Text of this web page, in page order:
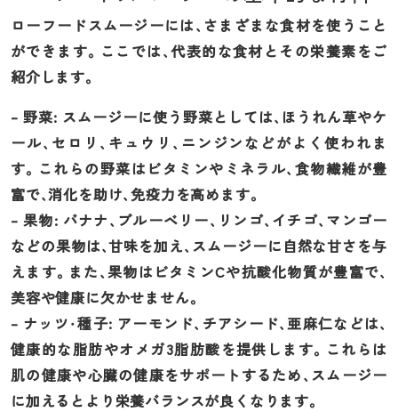
ローフードスムージーには、さまざまな食材を使うこと
ができます。ここでは、代表的な食材とその栄養素をご
紹介します。
– 野菜: スムージーに使う野菜としては、ほうれん草やケ
ール、セロリ、キュウリ、ニンジンなどがよく使われま
す。これらの野菜はビタミンやミネラル、食物繊維が豊
富で、消化を助け、免疫力を高めます。
– 果物: バナナ、ブルーベリー、リンゴ、イチゴ、マンゴー
などの果物は、甘味を加え、スムージーに自然な甘さを与
えます。また、果物はビタミンCや抗酸化物質が豊富で、
美容や健康に欠かせません。
– ナッツ・種子: アーモンド、チアシード、亜麻仁などは、
健康的な脂肪やオメガ3脂肪酸を提供します。これらは
肌の健康や心臓の健康をサポートするため、スムージー
に加えるとより栄養バランスが良くなります。